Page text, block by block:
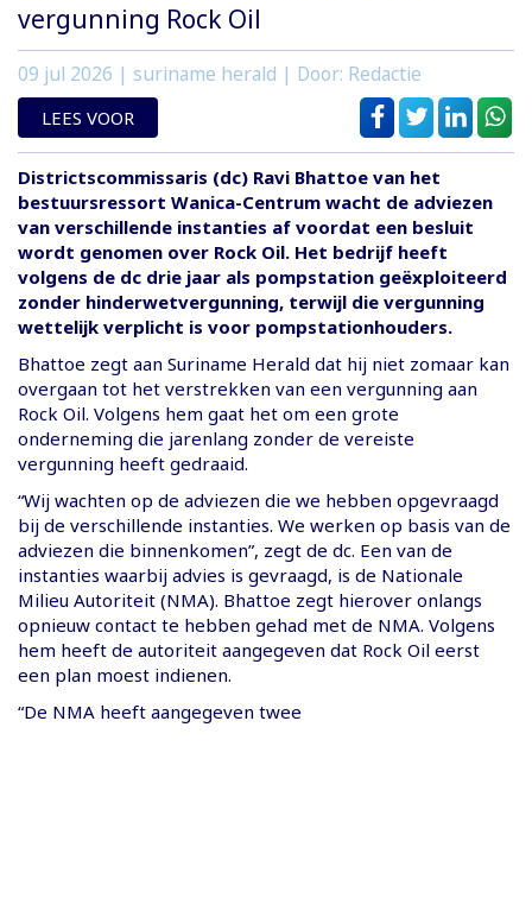
vergunning Rock Oil
09 jul 2026 | suriname herald | Door: Redactie
LEES VOOR
Districtscommissaris (dc) Ravi Bhattoe van het
bestuursressort Wanica-Centrum wacht de adviezen
van verschillende instanties af voordat een besluit
wordt genomen over Rock Oil. Het bedrijf heeft
volgens de dc drie jaar als pompstation geëxploiteerd
zonder hinderwetvergunning, terwijl die vergunning
wettelijk verplicht is voor pompstationhouders.
Bhattoe zegt aan Suriname Herald dat hij niet zomaar kan
overgaan tot het verstrekken van een vergunning aan
Rock Oil. Volgens hem gaat het om een grote
onderneming die jarenlang zonder de vereiste
vergunning heeft gedraaid.
“Wij wachten op de adviezen die we hebben opgevraagd
bij de verschillende instanties. We werken op basis van de
adviezen die binnenkomen”, zegt de dc. Een van de
instanties waarbij advies is gevraagd, is de Nationale
Milieu Autoriteit (NMA). Bhattoe zegt hierover onlangs
opnieuw contact te hebben gehad met de NMA. Volgens
hem heeft de autoriteit aangegeven dat Rock Oil eerst
een plan moest indienen.
“De NMA heeft aangegeven twee